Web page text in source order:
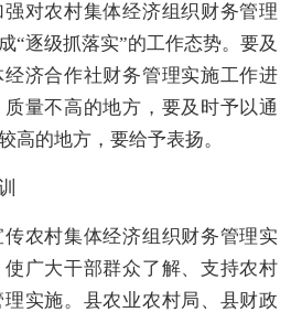
强对农村集体经济组织财务管理
“逐级抓落实”的工作态势。要及
济合作社财务管理实施工作进
量不高的地方，要及时予以通
高的地方，要给予表扬。
传农村集体经济组织财务管理实
广大干部群众了解、支持农村
实施。县农业农村局、县财政